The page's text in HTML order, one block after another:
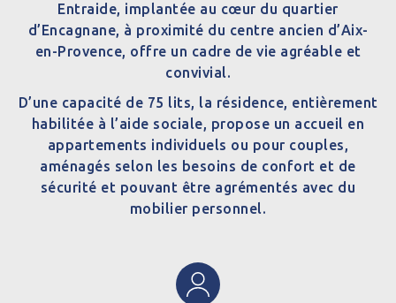
Entraide, implantée au cœur du quartier
d’Encagnane, à proximité du centre ancien d’Aix-
en-Provence, offre un cadre de vie agréable et
convivial.
D’une capacité de 75 lits, la résidence, entièrement
habilitée à l’aide sociale, propose un accueil en
appartements individuels ou pour couples,
aménagés selon les besoins de confort et de
sécurité et pouvant être agrémentés avec du
mobilier personnel.